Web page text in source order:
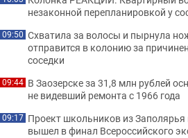
незаконной перепланировкой у
09:50 Схватила за волосы и пырнула
отправится в колонию за
соседки
09:44 В Заозерске за 31,8 млн рублей
не видевший ремонта с 1966 года
09:17 Проект школьников из Заполярья
вышел в финал Всероссийского